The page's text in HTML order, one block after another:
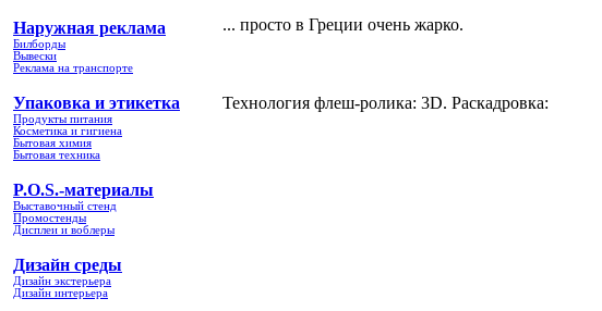
Наружная реклама
Билборды
Вывески
Реклама на транспорте
Упаковка и этикетка
Продукты питания
Косметика и гигиена
Бытовая химия
Бытовая техника
P.O.S.-материалы
Выставочный стенд
Промостенды
Дисплеи и воблеры
Дизайн среды
Дизайн экстерьера
Дизайн интерьера
... просто в Греции очень жарко.
Технология флеш-ролика: 3D. Раскадровка: